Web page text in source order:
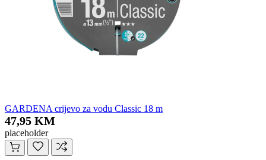
GARDENA crijevo za vodu Classic 18 m
47,95 KM
placeholder